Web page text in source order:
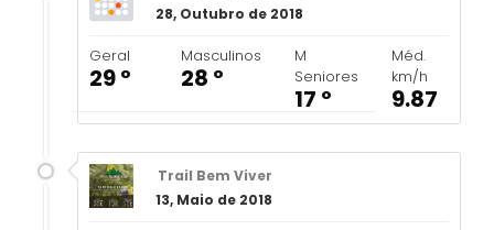
28, Outubro de 2018
Geral
29 º
Masculinos
28 º
M
Seniores
17 º
Méd.
km/h
9.87
Trail Bem Viver
13, Maio de 2018